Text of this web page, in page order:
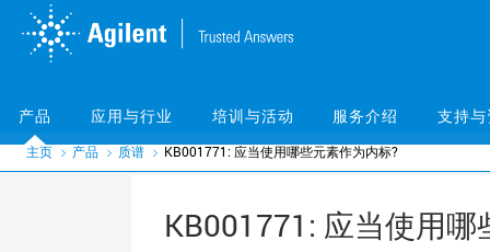
产品 应用与行业 培训与活动 服务介绍 支持
主页 产品 质谱 KB001771: 应当使用哪些元素作为内标?
KB001771: 应当使用哪